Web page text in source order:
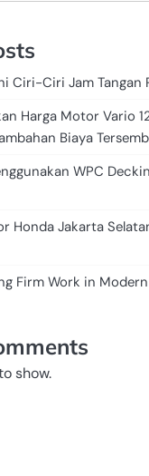
Ciri-Ciri Jam Tangan
Harga Motor Vario
Biaya
WPC
Honda Jakarta
Firm Work in
show.